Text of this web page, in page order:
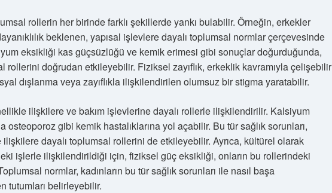
rollerin her birinde farklı şekillerde yankı bulabilir. Örneğin, erkekler
beklenen, yapısal işlevlere dayalı toplumsal normlar çerçevesinde
eksikliği kas güçsüzlüğü ve kemik erimesi gibi sonuçlar doğurduğunda,
rollerini doğrudan etkileyebilir. Fiziksel zayıflık, erkeklik kavramıyla çelişebilir
dışlanma veya zayıflıkla ilişkilendirilen olumsuz bir stigma yaratabilir.
ilişkilere ve bakım işlevlerine dayalı rollerle ilişkilendirilir. Kalsiyum
osteoporoz gibi kemik hastalıklarına yol açabilir. Bu tür sağlık sorunları,
ilişkilere dayalı toplumsal rollerini de etkileyebilir. Ayrıca, kültürel olarak
işlerle ilişkilendirildiği için, fiziksel güç eksikliği, onların bu rollerindeki
normlar, kadınların bu tür sağlık sorunları ile nasıl başa
tutumları belirleyebilir.